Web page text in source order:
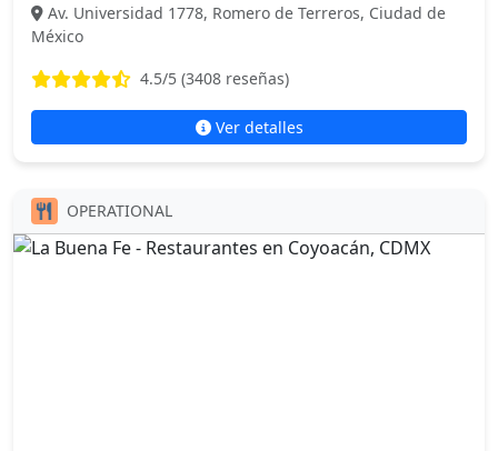
Av. Universidad 1778, Romero de Terreros, Ciudad de
México
4.5/5 (3408 reseñas)
Ver detalles
OPERATIONAL